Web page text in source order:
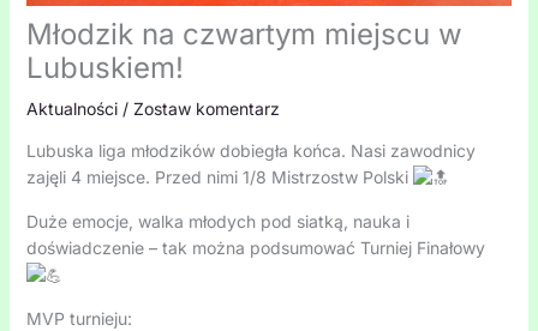
Młodzik na czwartym miejscu w
Lubuskiem!
Aktualności/ Zostaw komentarz
Lubuska liga młodzików dobiegła końca. Nasi zawodnicy
zajęli 4 miejsce. Przed nimi 1/8 Mistrzostw Polski
Duże emocje, walka młodych pod siatką, nauka i
doświadczenie – tak można podsumować Turniej Finałowy
MVP turnieju: